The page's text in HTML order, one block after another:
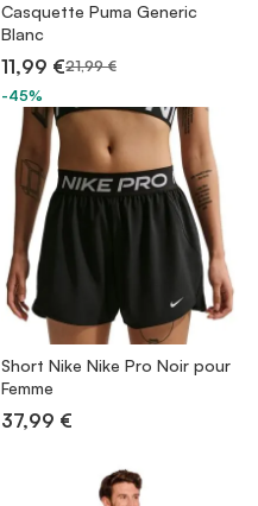
Casquette Puma Generic
Blanc
11,99 €21,99 €
-45%
Short Nike Nike Pro Noir pour
Femme
37,99 €